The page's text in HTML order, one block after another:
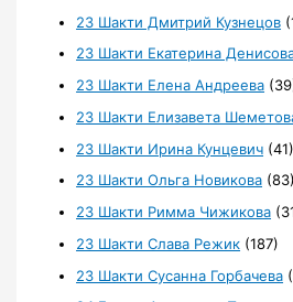
23 Шакти Дмитрий Кузнецов
23 Шакти Екатерина
23 Шакти Елена Андреева
23 Шакти Елизавета
23 Шакти Ирина Кунцевич (41)
23 Шакти Ольга Новикова (83)
23 Шакти Римма Чижикова
23 Шакти Слава Режик (187)
23 Шакти Сусанна Горбачева